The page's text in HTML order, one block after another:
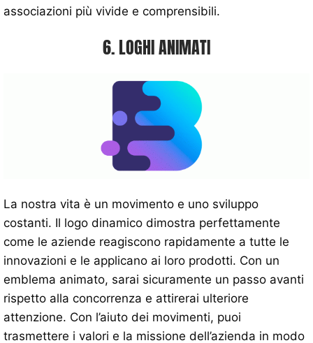
associazioni più vivide e comprensibili.
6. LOGHI ANIMATI
La nostra vita è un movimento e uno sviluppo
costanti. Il logo dinamico dimostra perfettamente
come le aziende reagiscono rapidamente a tutte le
innovazioni e le applicano ai loro prodotti. Con un
emblema animato, sarai sicuramente un passo avanti
rispetto alla concorrenza e attirerai ulteriore
attenzione. Con l’aiuto dei movimenti, puoi
trasmettere i valori e la missione dell’azienda in modo